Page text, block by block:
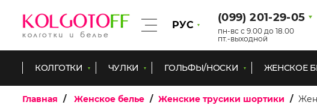
РУС
(099) 201-29-05
пн-вс с 9.00 до 18.00
пт.-выходной
КОЛГОТКИ ЧУЛКИ ГОЛЬФЫ/НОСКИ ЖЕНСКОЕ
Главная Женское белье Женские трусики шортики